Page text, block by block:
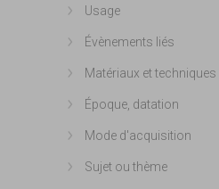
Afficher plus
Usage
Afficher plus
Évènements liés
Afficher plus
Matériaux et techniques
Afficher plus
Époque, datation
Afficher plus
Mode d'acquisition
Afficher plus
Sujet ou thème